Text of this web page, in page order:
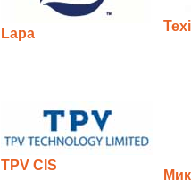
Lapa
TPV CIS